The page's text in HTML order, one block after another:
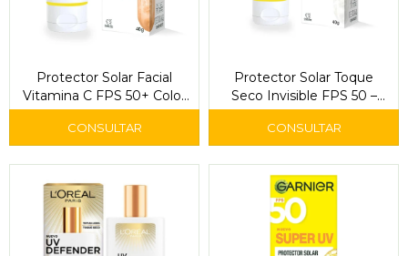
Protector Solar Facial
Vitamina C FPS 50+ Color
Medio 40 g - Garnier Skin
Active Super UV
Protector Solar Toque
Seco Invisible FPS 50 –
Garnier